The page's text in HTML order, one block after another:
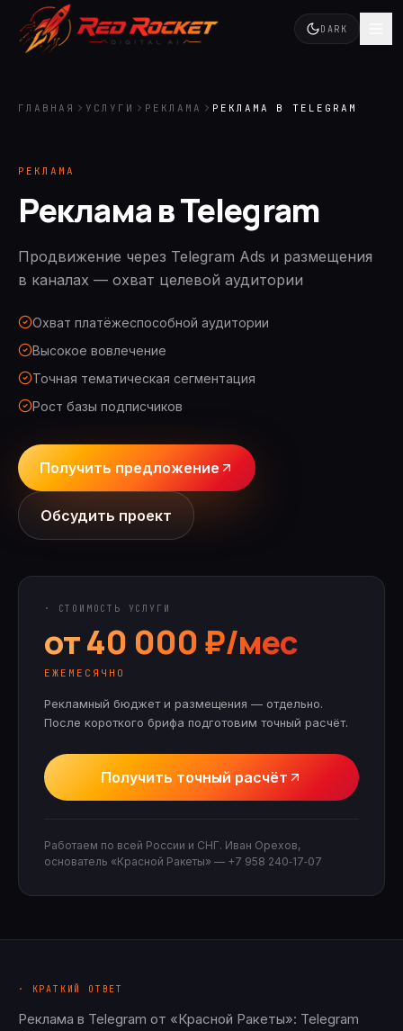
DARK
ГЛАВНАЯ УСЛУГИ РЕКЛАМА РЕКЛАМА В TELEGRAM
РЕКЛАМА
Реклама в Telegram
Продвижение через Telegram Ads и размещения
в каналах — охват целевой аудитории
Охват платёжеспособной аудитории
Высокое вовлечение
Точная тематическая сегментация
Рост базы подписчиков
Получить предложение
Обсудить проект
· СТОИМОСТЬ УСЛУГИ
от 40 000 ₽/мес
ЕЖЕМЕСЯЧНО
Рекламный бюджет и размещения — отдельно.
После короткого брифа подготовим точный расчёт.
Получить точный расчёт
Работаем по всей России и СНГ. Иван Орехов,
основатель «Красной Ракеты» — +7 958 240‑17‑07
· КРАТКИЙ ОТВЕТ
Реклама в Telegram от «Красной Ракеты»: Telegram